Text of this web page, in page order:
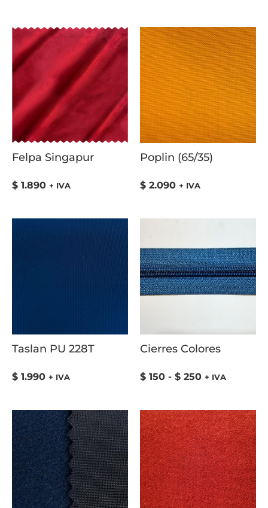
Felpa Singapur
$ 1.890 + IVA
Poplin (65/35)
$ 2.090 + IVA
Taslan PU 228T
$ 1.990 + IVA
Cierres Colores
$ 150 - $ 250 + IVA